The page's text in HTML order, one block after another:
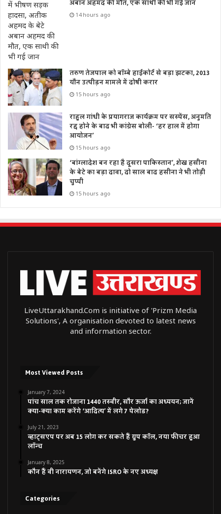
अबान अहमद की मौत, एक साथी की भी गई जान
14 hours ago
तरुण तेजपाल को बॉम्बे हाईकोर्ट से बड़ा झटका, 2013
यौन उत्पीड़न मामले में दोषी करार
15 hours ago
राहुल गांधी के प्रयागराज कार्यक्रम पर सस्पेंस, अनुमति
रद्द होने के बाद भी कांग्रेस बोली- ‘हर हाल में होगा
आयोजन’
15 hours ago
‘बांग्लादेश बन रहा है दूसरा पाकिस्तान’, शेख हसीना
के बेटे का बड़ा दावा, दो साल बाद हसीना ने भी तोड़ी
चुप्पी
15 hours ago
LiveUttarakhand.Com is initiative of 'Prizm Media
Solutions', A organisation devoted to latest news
and information sector.
Most Viewed Posts
January 7, 2024
पांच साल तक रोजाना 1440 तस्वीर, सौर ऊर्जा का अध्ययन; जानें
क्या-क्या काम करेंगे ‘आदित्य’ में लगे 7 पेलोड?
July 21, 2023
व्हाट्सएप पर अब 15 लोग कर सकते हैं ग्रुप कॉल, नया फीचर हुआ
लॉन्च
January 8, 2025
कौन हैं वी नारायणन, जो बनेंगे ISRO के नए अध्यक्ष
Categories